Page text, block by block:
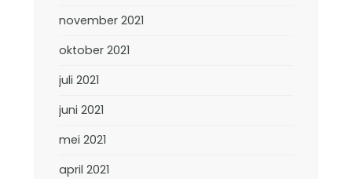
november 2021
oktober 2021
juli 2021
juni 2021
mei 2021
april 2021